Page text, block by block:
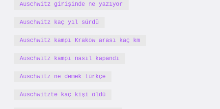
Auschwitz girişinde ne yazıyor
Auschwitz kaç yıl sürdü
Auschwitz kampı Krakow arası kaç km
Auschwitz kampı nasıl kapandı
Auschwitz ne demek türkçe
Auschwitzte kaç kişi öldü